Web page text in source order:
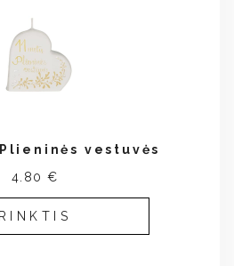
vestuvės
4.80 €
RINKTIS